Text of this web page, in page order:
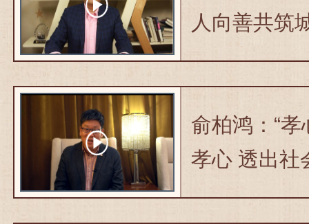
人向善共筑
俞柏鸿：“
孝心 透出社